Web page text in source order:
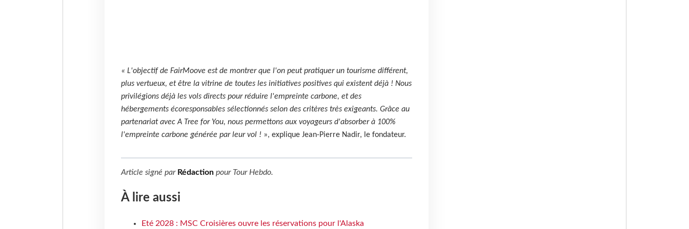
« L'objectif de FairMoove est de montrer que l'on peut pratiquer un tourisme différent,
plus vertueux, et être la vitrine de toutes les initiatives positives qui existent déjà ! Nous
privilégions déjà les vols directs pour réduire l'empreinte carbone, et des
hébergements écoresponsables sélectionnés selon des critères très exigeants. Grâce au
partenariat avec A Tree for You, nous permettons aux voyageurs d'absorber à 100%
l'empreinte carbone générée par leur vol ! », explique Jean-Pierre Nadir, le fondateur.
Article signé par Rédactionpour Tour Hebdo.
À lire aussi
Eté 2028 : MSC Croisières ouvre les réservations pour l'Alaska